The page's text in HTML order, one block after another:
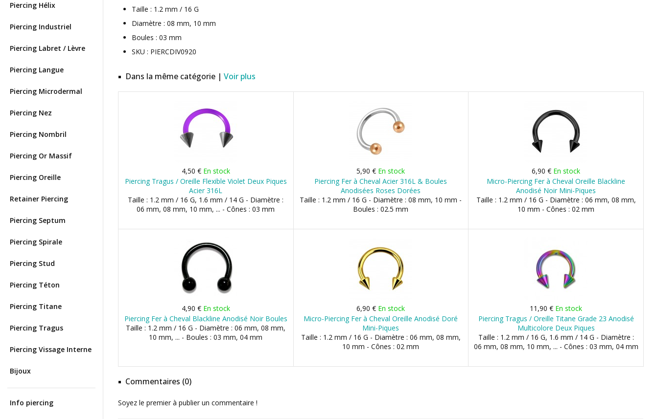
Piercing Hélix
Piercing Industriel
Piercing Labret / Lèvre
Piercing Langue
Piercing Microdermal
Piercing Nez
Piercing Nombril
Piercing Or Massif
Piercing Oreille
Retainer Piercing
Piercing Septum
Piercing Spirale
Piercing Stud
Piercing Téton
Piercing Titane
Piercing Tragus
Piercing Vissage Interne
Bijoux
Info piercing
Taille : 1.2 mm / 16 G
Diamètre : 08 mm, 10 mm
Boules : 03 mm
SKU : PIERCDIV0920
Dans la même catégorie | Voir plus
4,50 € En stock
Piercing Tragus / Oreille Flexible Violet Deux Piques
Acier 316L
Taille : 1.2 mm / 16 G, 1.6 mm / 14 G - Diamètre :
06 mm, 08 mm, 10 mm, ... - Cônes : 03 mm
5,90 € En stock
Piercing Fer à Cheval Acier 316L & Boules
Anodisées Roses Dorées
Taille : 1.2 mm / 16 G - Diamètre : 08 mm, 10 mm -
Boules : 02.5 mm
6,90 € En stock
Micro-Piercing Fer à Cheval Oreille Blackline
Anodisé Noir Mini-Piques
Taille : 1.2 mm / 16 G - Diamètre : 06 mm, 08 mm,
10 mm - Cônes : 02 mm
4,90 € En stock
Piercing Fer à Cheval Blackline Anodisé Noir Boules
Taille : 1.2 mm / 16 G - Diamètre : 06 mm, 08 mm,
10 mm, ... - Boules : 03 mm, 04 mm
6,90 € En stock
Micro-Piercing Fer à Cheval Oreille Anodisé Doré
Mini-Piques
Taille : 1.2 mm / 16 G - Diamètre : 06 mm, 08 mm,
10 mm - Cônes : 02 mm
11,90 € En stock
Piercing Tragus / Oreille Titane Grade 23 Anodisé
Multicolore Deux Piques
Taille : 1.2 mm / 16 G, 1.6 mm / 14 G - Diamètre :
06 mm, 08 mm, 10 mm, ... - Cônes : 03 mm, 04 mm
Commentaires (0)
Soyez le premier à publier un commentaire !